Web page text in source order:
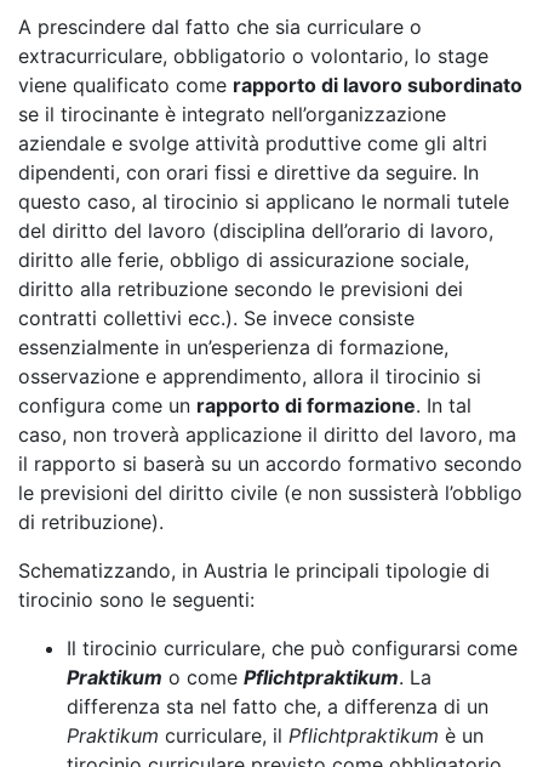
A prescindere dal fatto che sia curriculare o
extracurriculare, obbligatorio o volontario, lo stage
viene qualificato come rapporto di lavoro subordinato
se il tirocinante è integrato nell’organizzazione
aziendale e svolge attività produttive come gli altri
dipendenti, con orari fissi e direttive da seguire. In
questo caso, al tirocinio si applicano le normali tutele
del diritto del lavoro (disciplina dell’orario di lavoro,
diritto alle ferie, obbligo di assicurazione sociale,
diritto alla retribuzione secondo le previsioni dei
contratti collettivi ecc.). Se invece consiste
essenzialmente in un’esperienza di formazione,
osservazione e apprendimento, allora il tirocinio si
configura come un rapporto di formazione. In tal
caso, non troverà applicazione il diritto del lavoro, ma
il rapporto si baserà su un accordo formativo secondo
le previsioni del diritto civile (e non sussisterà l’obbligo
di retribuzione).
Schematizzando, in Austria le principali tipologie di
tirocinio sono le seguenti:
Il tirocinio curriculare, che può configurarsi come
Praktikum o come Pflichtpraktikum. La
differenza sta nel fatto che, a differenza di un
Praktikum curriculare, il Pflichtpraktikum è un